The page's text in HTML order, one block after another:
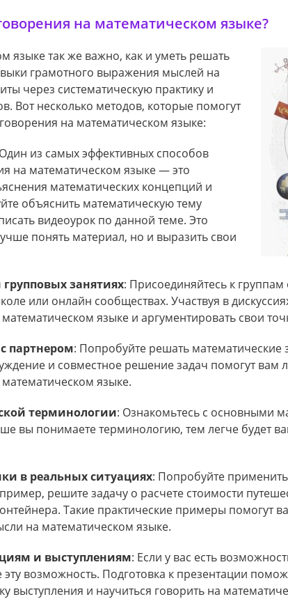
на математическом языке?
языке так же важно, как и уметь решать
грамотного выражения мыслей на
через систематическую практику и
Вот несколько методов, которые помогут
на математическом языке:
из самых эффективных способов
на математическом языке — это
математических концепций и
объяснить математическую тему
видеоурок по данной теме. Это
понять материал, но и выразить свои
занятиях: Присоединяйтесь к
или онлайн сообществах. Участвуя в
языке и аргументировать свои
партнером: Попробуйте решать математические
и совместное решение задач помогут вам
языке.
терминологии: Ознакомьтесь с основными
вы понимаете терминологию, тем легче будет
в реальных ситуациях: Попробуйте
решите задачу о расчете стоимости
Такие практические примеры помогут
на математическом языке.
и выступлениям: Если у вас есть
эту возможность. Подготовка к презентации
выступления и научиться говорить на